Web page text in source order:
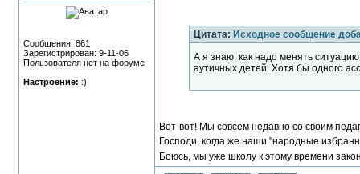
Сообщения: 861
Зарегистрирован: 9-11-06
Пользователя нет на форуме
Настроение: :)
Цитата: Исходное сообщение
А я знаю, как надо менять
аутичных детей. Хотя бы одного
Вот-вот! Мы совсем недавно со своим
Господи, когда же наши "народные
Боюсь, мы уже школу к этому времени